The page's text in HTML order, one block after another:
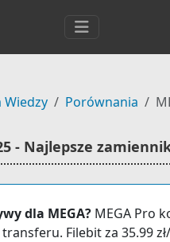
Wiedzy Porównania
- Najlepsze
dla MEGA? MEGA Pro
transferu. Filebit za 35.99